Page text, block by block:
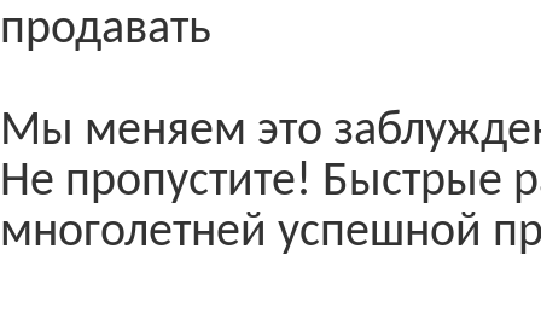
продавать
Мы меняем это
Не пропустите! Быстрые
многолетней успешной